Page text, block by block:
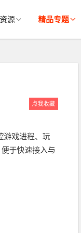
源 精品专题
点我收藏
游戏进程、玩
于快速接入与